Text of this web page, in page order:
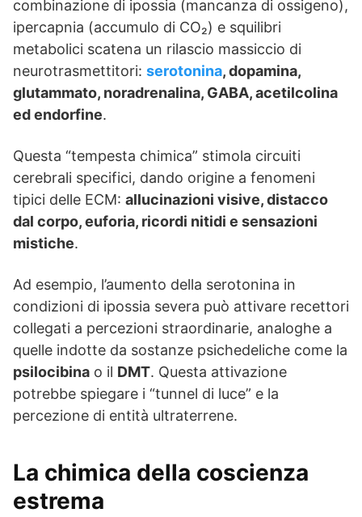
combinazione di ipossia (mancanza di ossigeno),
ipercapnia (accumulo di CO₂) e squilibri
metabolici scatena un rilascio massiccio di
neurotrasmettitori: serotonina, dopamina,
glutammato, noradrenalina, GABA, acetilcolina
ed endorfine.
Questa “tempesta chimica” stimola circuiti
cerebrali specifici, dando origine a fenomeni
tipici delle ECM: allucinazioni visive, distacco
dal corpo, euforia, ricordi nitidi e sensazioni
mistiche.
Ad esempio, l’aumento della serotonina in
condizioni di ipossia severa può attivare recettori
collegati a percezioni straordinarie, analoghe a
quelle indotte da sostanze psichedeliche come la
psilocibina o il DMT. Questa attivazione
potrebbe spiegare i “tunnel di luce” e la
percezione di entità ultraterrene.
La chimica della coscienza
estrema